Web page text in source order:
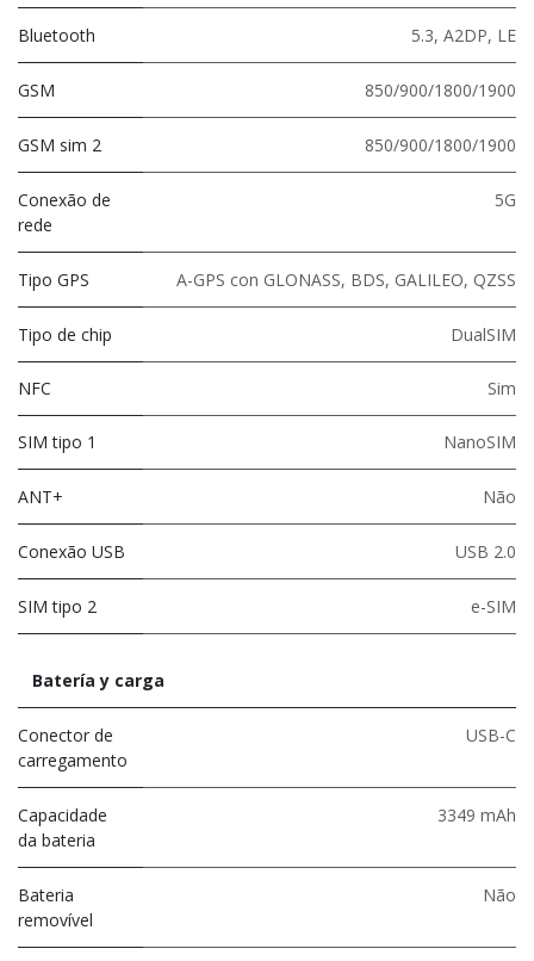
Bluetooth 5.3, A2DP, LE
GSM 850/900/1800/1900
GSM sim 2 850/900/1800/1900
Conexão de
rede
5G
Tipo GPS A-GPS con GLONASS, BDS, GALILEO, QZSS
Tipo de chip DualSIM
NFC Sim
SIM tipo 1 NanoSIM
ANT+ Não
Conexão USB USB 2.0
SIM tipo 2 e-SIM
Batería y carga
Conector de
carregamento
USB-C
Capacidade
da bateria
3349 mAh
Bateria
removível
Não